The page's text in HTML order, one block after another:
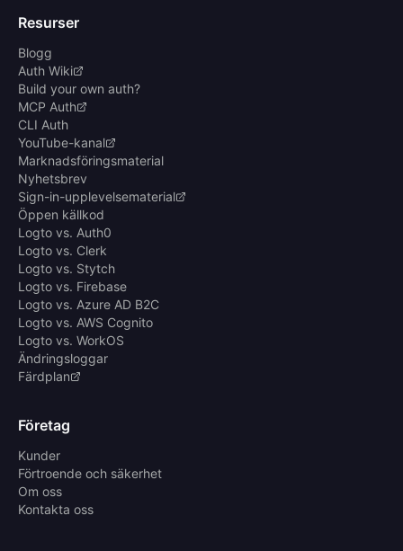
Resurser
Blogg
Auth Wiki
Build your own auth?
MCP Auth
CLI Auth
YouTube-kanal
Marknadsföringsmaterial
Nyhetsbrev
Sign-in-upplevelsematerial
Öppen källkod
Logto vs. Auth0
Logto vs. Clerk
Logto vs. Stytch
Logto vs. Firebase
Logto vs. Azure AD B2C
Logto vs. AWS Cognito
Logto vs. WorkOS
Ändringsloggar
Färdplan
Företag
Kunder
Förtroende och säkerhet
Om oss
Kontakta oss